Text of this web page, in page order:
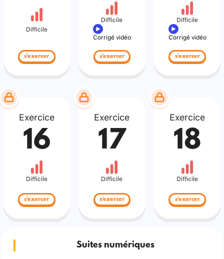
Difficile
s'exercer
Difficile
Corrigé vidéo
s'exercer
Difficile
Corrigé vidéo
s'exercer
Exercice
16
Difficile
s'exercer
Exercice
17
Difficile
s'exercer
Exercice
18
Difficile
s'exercer
Suites numériques